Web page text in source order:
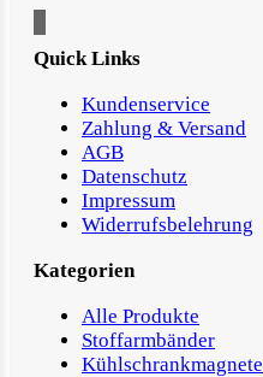
Quick Links
Kundenservice
Zahlung & Versand
AGB
Datenschutz
Impressum
Widerrufsbelehrung
Kategorien
Alle Produkte
Stoffarmbänder
Kühlschrankmagnete